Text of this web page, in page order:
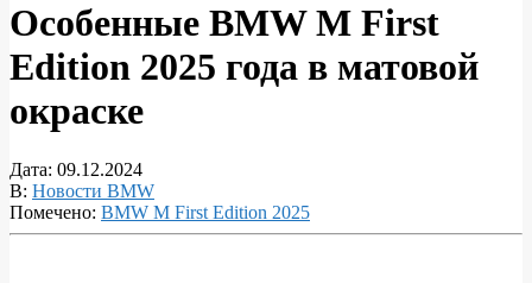
Особенные BMW M First
Edition 2025 года в матовой
окраске
Дата: 09.12.2024
В: Новости BMW
Помечено: BMW M First Edition 2025